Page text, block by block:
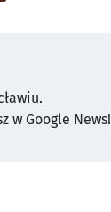
w Google News!